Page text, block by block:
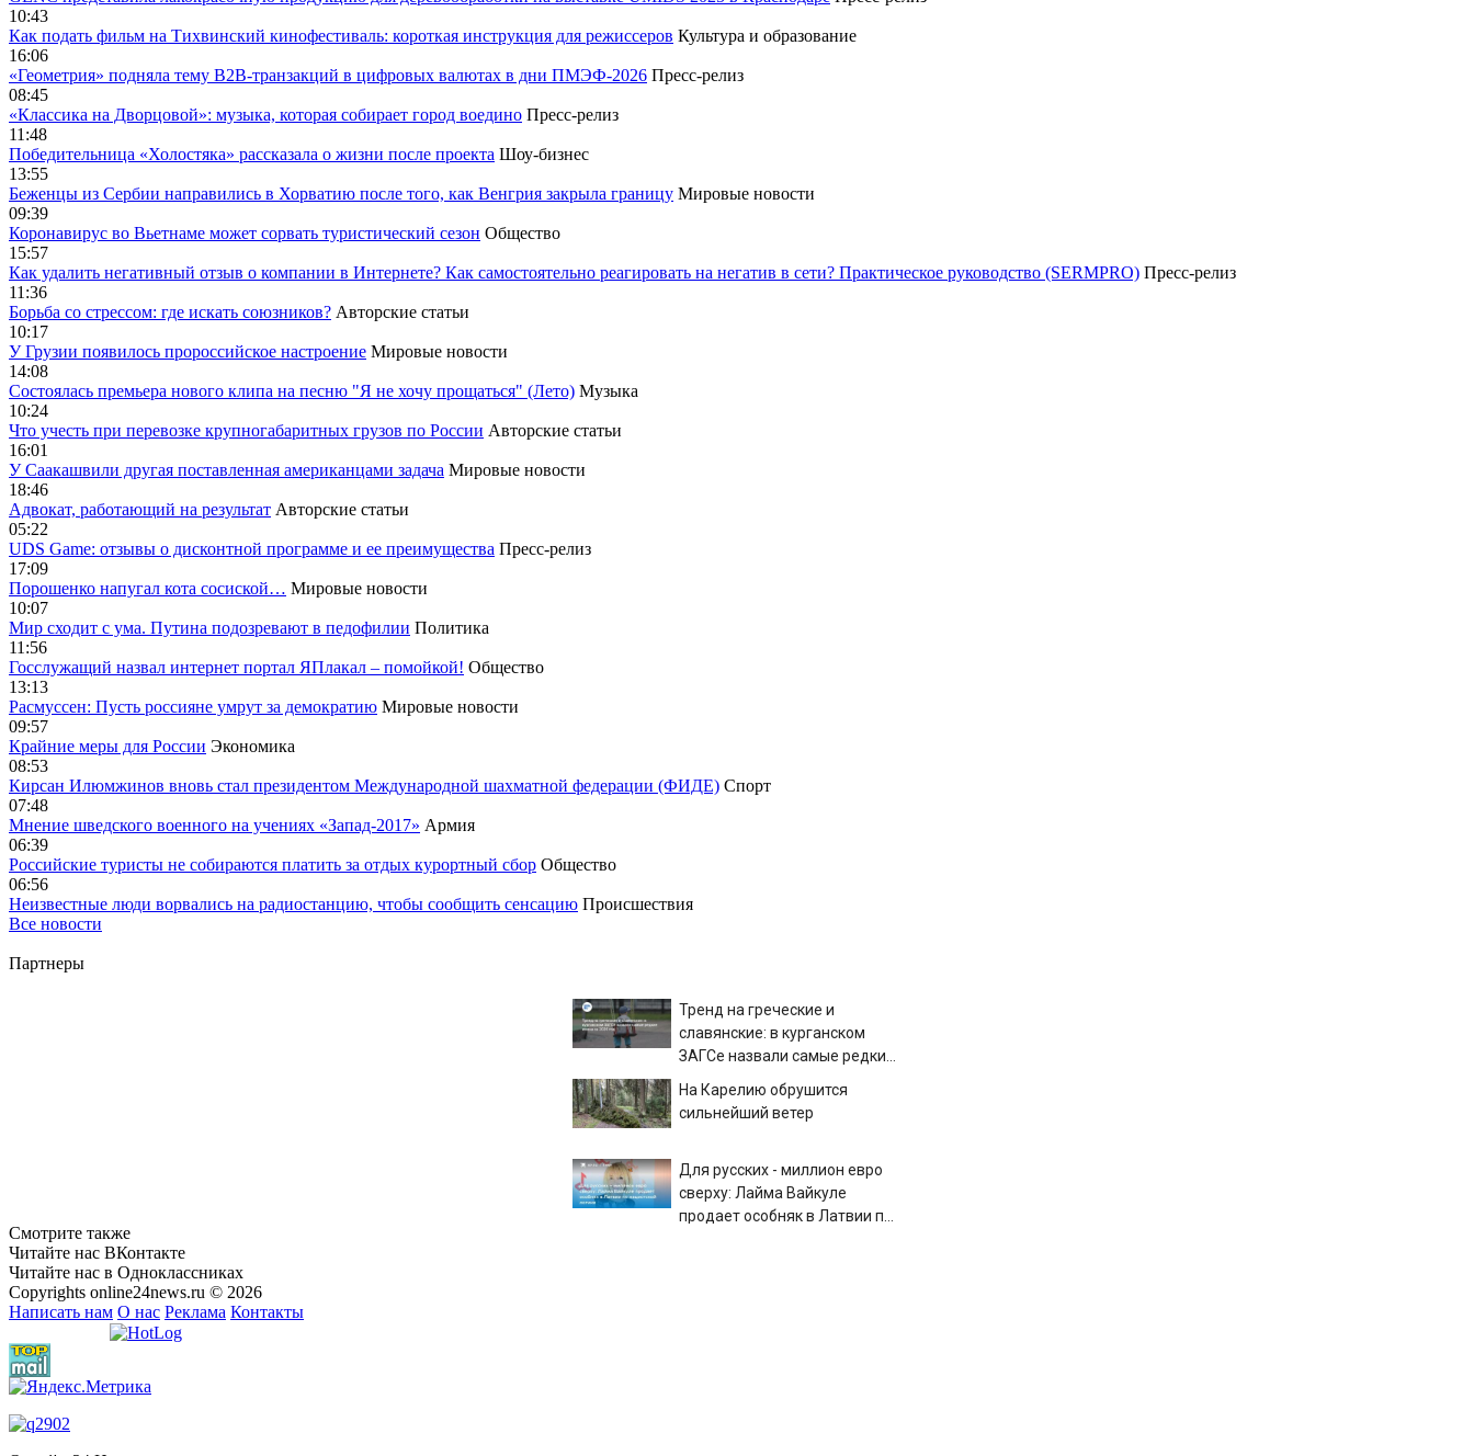
10:43
Как подать фильм на Тихвинский кинофестиваль: короткая инструкция для режиссеров Культура и образование
16:06
«Геометрия» подняла тему B2B-транзакций в цифровых валютах в дни ПМЭФ-2026 Пресс-релиз
08:45
«Классика на Дворцовой»: музыка, которая собирает город воедино Пресс-релиз
11:48
Победительница «Холостяка» рассказала о жизни после проекта Шоу-бизнес
13:55
Беженцы из Сербии направились в Хорватию после того, как Венгрия закрыла границу Мировые новости
09:39
Коронавирус во Вьетнаме может сорвать туристический сезон Общество
15:57
Как удалить негативный отзыв о компании в Интернете? Как самостоятельно реагировать на негатив в сети? Практическое руководство (SERMPRO) Пресс-релиз
11:36
Борьба со стрессом: где искать союзников? Авторские статьи
10:17
У Грузии появилось пророссийское настроение Мировые новости
14:08
Cостоялась премьера нового клипа на песню "Я не хочу прощаться" (Лето) Музыка
10:24
Что учесть при перевозке крупногабаритных грузов по России Авторские статьи
16:01
У Саакашвили другая поставленная американцами задача Мировые новости
18:46
Адвокат, работающий на результат Авторские статьи
05:22
UDS Game: отзывы о дисконтной программе и ее преимущества Пресс-релиз
17:09
Порошенко напугал кота сосиской… Мировые новости
10:07
Мир сходит с ума. Путина подозревают в педофилии Политика
11:56
Госслужащий назвал интернет портал ЯПлакал – помойкой! Общество
13:13
Расмуссен: Пусть россияне умрут за демократию Мировые новости
09:57
Крайние меры для России Экономика
08:53
Кирсан Илюмжинов вновь стал президентом Международной шахматной федерации (ФИДЕ) Спорт
07:48
Мнение шведского военного на учениях «Запад-2017» Армия
06:39
Российские туристы не собираются платить за отдых курортный сбор Общество
06:56
Неизвестные люди ворвались на радиостанцию, чтобы сообщить сенсацию Происшествия
Все новости
Партнеры
Тренд на греческие и
славянские: в курганском
ЗАГСе назвали самые редкие
имена за 2026 год
На Карелию обрушится
сильнейший ветер
Для русских - миллион евро
сверху: Лайма Вайкуле
продает особняк в Латвии по
Смотрите также
Читайте нас ВКонтакте
Читайте нас в Одноклассниках
Copyrights online24news.ru © 2026
Написать нам О нас Реклама Контакты